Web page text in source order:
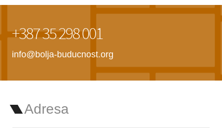
+387 35 298 001
info@bolja-buducnost.org
Adresa